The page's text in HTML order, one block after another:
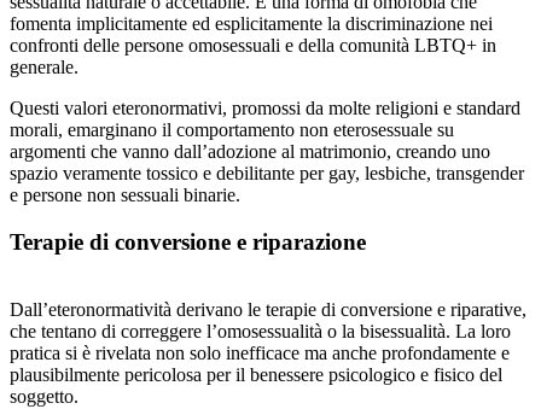
fomenta implicitamente ed esplicitamente la discriminazione nei
confronti delle persone omosessuali e della comunità LBTQ+ in
generale.
Questi valori eteronormativi, promossi da molte religioni e standard
morali, emarginano il comportamento non eterosessuale su
argomenti che vanno dall’adozione al matrimonio, creando uno
spazio veramente tossico e debilitante per gay, lesbiche, transgender
e persone non sessuali binarie.
Terapie di conversione e riparazione
Dall’eteronormatività derivano le terapie di conversione e riparative,
che tentano di correggere l’omosessualità o la bisessualità. La loro
pratica si è rivelata non solo inefficace ma anche profondamente e
plausibilmente pericolosa per il benessere psicologico e fisico del
soggetto.